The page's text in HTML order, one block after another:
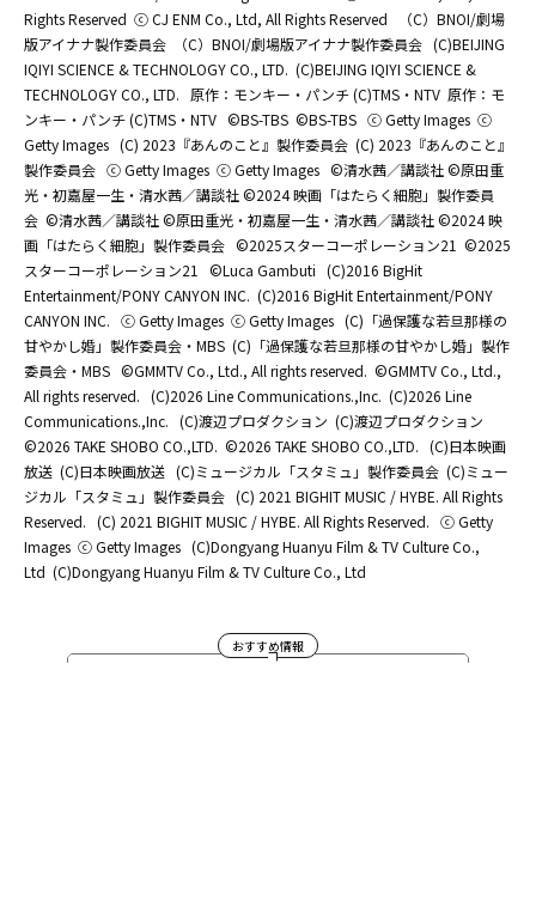
Rights Reserved ⓒ CJ ENM Co., Ltd, All Rights Reserved
（C）BNOI/劇場
版アイナナ製作委員会
（C）BNOI/劇場版アイナナ製作委員会 (C)BEIJING
IQIYI SCIENCE & TECHNOLOGY CO., LTD. (C)BEIJING IQIYI SCIENCE &
TECHNOLOGY CO., LTD. 原作：モンキー・パンチ (C)TMS・NTV 原作：モ
ンキー・パンチ (C)TMS・NTV ©BS-TBS ©BS-TBS ⓒ Getty Images ⓒ
Getty Images (C) 2023『あんのこと』製作委員会 (C) 2023『あんのこと』
製作委員会 ⓒ Getty Images ⓒ Getty Images ©清水茜／講談社 ©原田重
光・初嘉屋一生・清水茜／講談社 ©2024 映画「はたらく細胞」製作委員
会 ©清水茜／講談社 ©原田重光・初嘉屋一生・清水茜／講談社 ©2024 映
画「はたらく細胞」製作委員会 ©2025スターコーポレーション21 ©2025
スターコーポレーション21 ©Luca Gambuti (C)2016 BigHit
Entertainment/PONY CANYON INC. (C)2016 BigHit Entertainment/PONY
CANYON INC. ⓒ Getty Images ⓒ Getty Images (C)「過保護な若旦那様の
甘やかし婚」製作委員会・MBS (C)「過保護な若旦那様の甘やかし婚」製作
委員会・MBS ©GMMTV Co., Ltd., All rights reserved. ©GMMTV Co., Ltd.,
All rights reserved. (C)2026 Line Communications.,Inc. (C)2026 Line
Communications.,Inc. (C)渡辺プロダクション (C)渡辺プロダクション
©2026 TAKE SHOBO CO.,LTD. ©2026 TAKE SHOBO CO.,LTD. (C)日本映画
放送 (C)日本映画放送 (C)ミュージカル「スタミュ」製作委員会 (C)ミュー
ジカル「スタミュ」製作委員会 (C) 2021 BIGHIT MUSIC / HYBE. All Rights
Reserved. (C) 2021 BIGHIT MUSIC / HYBE. All Rights Reserved. ⓒ Getty
Images ⓒ Getty Images (C)Dongyang Huanyu Film & TV Culture Co.,
Ltd (C)Dongyang Huanyu Film & TV Culture Co., Ltd
おすすめ情報